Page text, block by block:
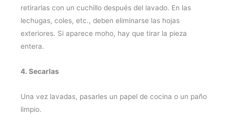
retirarlas con un cuchillo después del lavado. En las
lechugas, coles, etc., deben eliminarse las hojas
exteriores. Si aparece moho, hay que tirar la pieza
entera.
4. Secarlas
Una vez lavadas, pasarles un papel de cocina o un paño
limpio.